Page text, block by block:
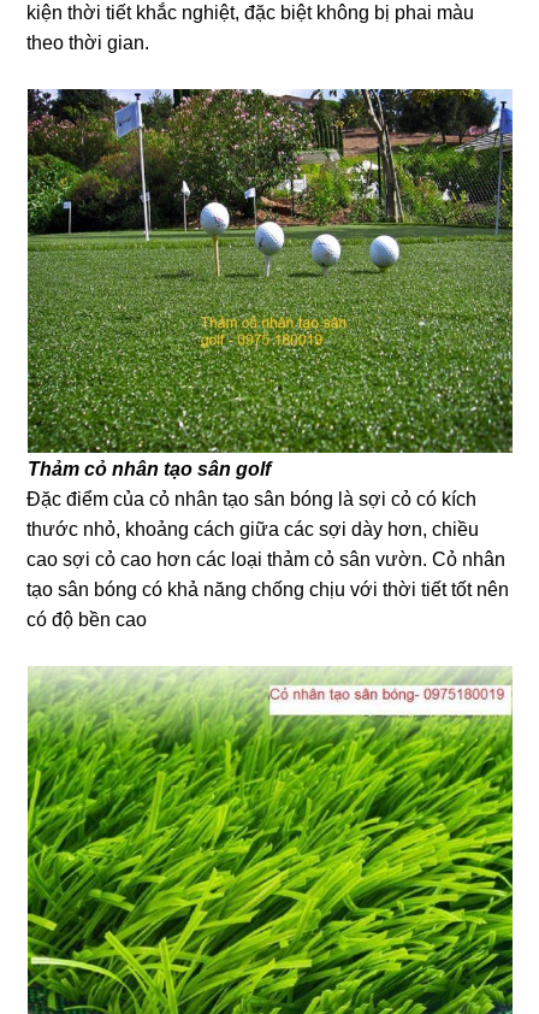
kiện thời tiết khắc nghiệt, đặc biệt không bị phai màu
theo thời gian.
Thảm cỏ nhân tạo sân golf
Đặc điểm của cỏ nhân tạo sân bóng là sợi cỏ có kích
thước nhỏ, khoảng cách giữa các sợi dày hơn, chiều
cao sợi cỏ cao hơn các loại thảm cỏ sân vườn. Cỏ nhân
tạo sân bóng có khả năng chống chịu với thời tiết tốt nên
có độ bền cao